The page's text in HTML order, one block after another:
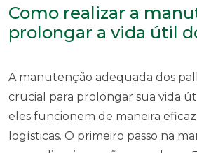
Como realizar a
prolongar a vida útil
A manutenção adequada dos
crucial para prolongar sua vida
eles funcionem de maneira
logísticas. O primeiro passo na